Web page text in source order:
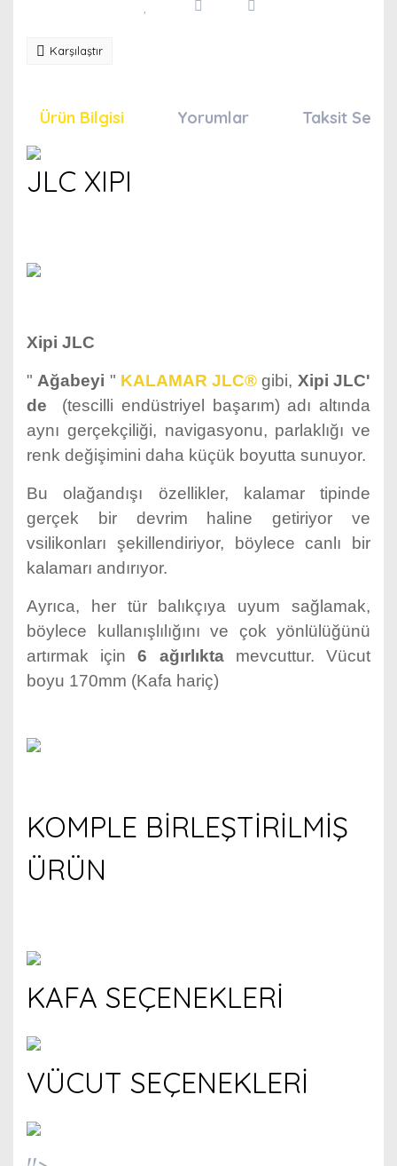
Karşılaştır
Ürün Bilgisi Yorumlar Taksit
JLC XIPI
Xipi JLC
" Ağabeyi " KALAMAR JLC® gibi, Xipi JLC'
de
(tescilli endüstriyel başarım) adı altında
aynı gerçekçiliği, navigasyonu, parlaklığı ve
renk değişimini daha küçük boyutta sunuyor.
Bu olağandışı özellikler, kalamar tipinde
gerçek bir devrim haline getiriyor ve
vsilikonları şekillendiriyor, böylece canlı bir
kalamarı andırıyor.
Ayrıca, her tür balıkçıya uyum sağlamak,
böylece kullanışlılığını ve çok yönlülüğünü
artırmak için6 ağırlıktamevcuttur. Vücut
boyu 170mm (Kafa hariç)
KOMPLE BİRLEŞTİRİLMİŞ
ÜRÜN
KAFA SEÇENEKLERİ
VÜCUT SEÇENEKLERİ